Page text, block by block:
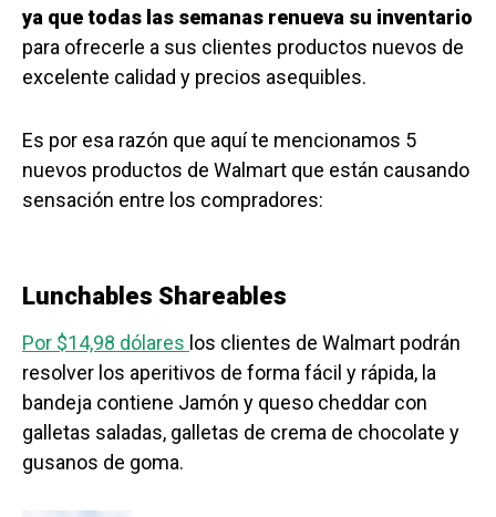
ya que todas las semanas renueva su inventario
para ofrecerle a sus clientes productos nuevos de
excelente calidad y precios asequibles.
Es por esa razón que aquí te mencionamos 5
nuevos productos de Walmart que están causando
sensación entre los compradores:
Lunchables Shareables
Por $14,98 dólares los clientes de Walmart podrán
resolver los aperitivos de forma fácil y rápida, la
bandeja contiene Jamón y queso cheddar con
galletas saladas, galletas de crema de chocolate y
gusanos de goma.